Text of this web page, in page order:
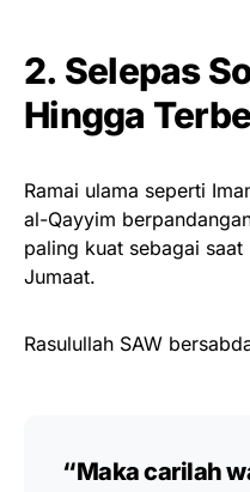
2. Selepas
Hingga
Ramai ulama seperti
al-Qayyim
paling kuat sebagai
Jumaat.
Rasulullah SAW
“Maka carilah